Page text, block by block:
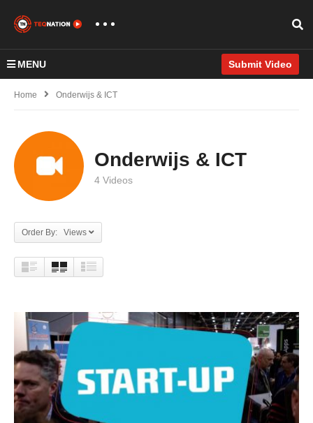
MENU Submit Video
Home Onderwijs & ICT
Onderwijs & ICT
4 Videos
Order By: Views